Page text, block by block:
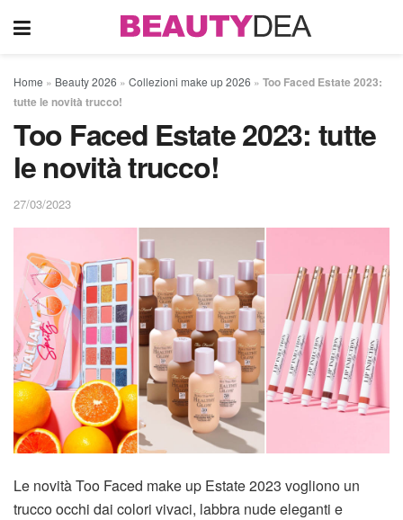
Home » Beauty 2026 » Collezioni make up 2026 » Too Faced Estate 2023:
tutte le novità trucco!
Too Faced Estate 2023: tutte
le novità trucco!
27/03/2023
Le novità Too Faced make up Estate 2023 vogliono un
trucco occhi dai colori vivaci, labbra nude eleganti e